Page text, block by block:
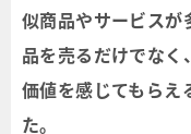
似商品やサービスが
品を売るだけでなく
価値を感じてもらえ
た。